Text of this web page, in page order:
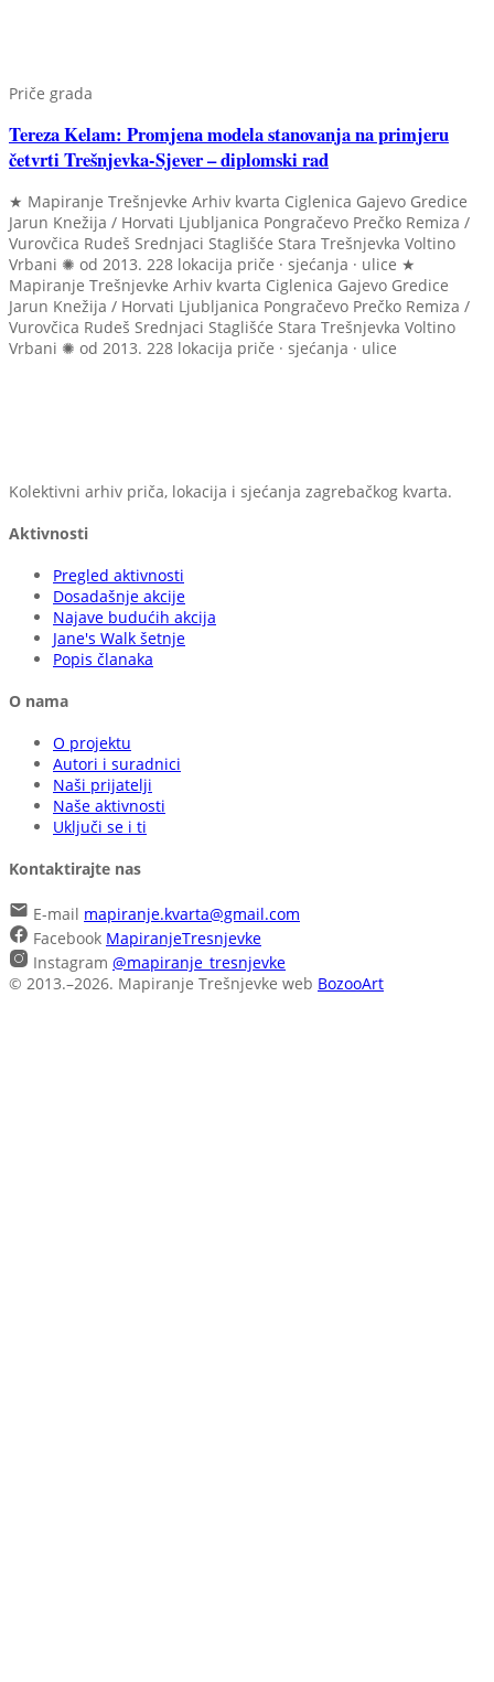
Priče grada
Tereza Kelam: Promjena modela stanovanja na primjeru
četvrti Trešnjevka-Sjever – diplomski rad
★ Mapiranje Trešnjevke Arhiv kvarta Ciglenica Gajevo Gredice
Jarun Knežija / Horvati Ljubljanica Pongračevo Prečko Remiza /
Vurovčica Rudeš Srednjaci Staglišće Stara Trešnjevka Voltino
Vrbani ✺ od 2013. 228 lokacija priče · sjećanja · ulice ★
Mapiranje Trešnjevke Arhiv kvarta Ciglenica Gajevo Gredice
Jarun Knežija / Horvati Ljubljanica Pongračevo Prečko Remiza /
Vurovčica Rudeš Srednjaci Staglišće Stara Trešnjevka Voltino
Vrbani ✺ od 2013. 228 lokacija priče · sjećanja · ulice
Kolektivni arhiv priča, lokacija i sjećanja zagrebačkog kvarta.
Aktivnosti
Pregled aktivnosti
Dosadašnje akcije
Najave budućih akcija
Jane's Walk šetnje
Popis članaka
O nama
O projektu
Autori i suradnici
Naši prijatelji
Naše aktivnosti
Uključi se i ti
Kontaktirajte nas
E-mail mapiranje.kvarta@gmail.com
Facebook MapiranjeTresnjevke
Instagram @mapiranje_tresnjevke
© 2013.–2026. Mapiranje Trešnjevke web BozooArt